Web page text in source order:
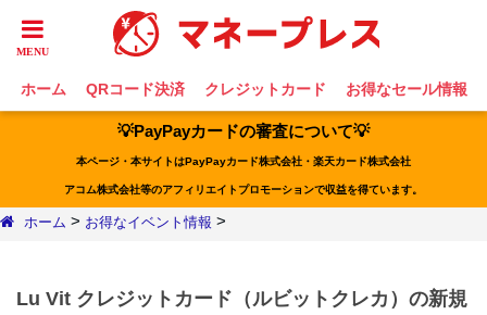
ホーム QRコード決済 クレジットカード お得なセール情報
💡PayPayカードの審査について💡
本ページ・本サイトはPayPayカード株式会社・楽天カード株式会社
アコム株式会社等のアフィリエイトプロモーションで収益を得ています。
ホーム > お得なイベント情報 >
Lu Vit クレジットカード（ルビットクレカ）の新規